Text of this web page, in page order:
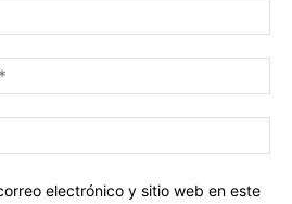
electrónico y sitio web en este